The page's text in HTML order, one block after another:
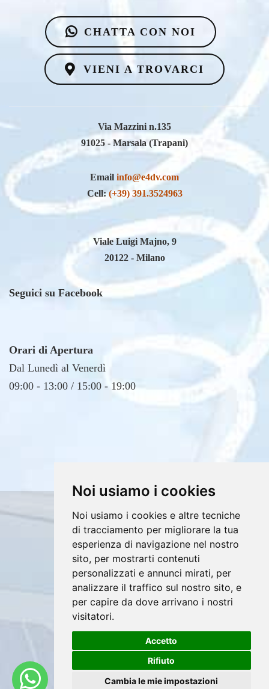
Noi usiamo i cookies
Noi usiamo i cookies e altre tecniche
di tracciamento per migliorare la tua
esperienza di navigazione nel nostro
sito, per mostrarti contenuti
personalizzati e annunci mirati, per
analizzare il traffico sul nostro sito, e
per capire da dove arrivano i nostri
visitatori.
Accetto
Rifiuto
Cambia le mie impostazioni
CHATTA CON NOI
VIENI A TROVARCI
Via Mazzini n.135
91025 - Marsala (Trapani)
Email info@e4dv.com
Cell:(+39) 391.3524963
Viale Luigi Majno, 9
20122 - Milano
Seguici su Facebook
Orari di Apertura
Dal Lunedì al Venerdì
09:00 - 13:00 / 15:00 - 19:00
riservati.
Partita Iva: 02607760812 /
Privacy e Cookie Policy
Sito realizzato conClickoso